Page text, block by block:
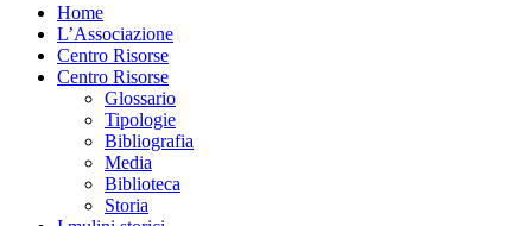
Home
L’Associazione
Centro Risorse
Centro Risorse
Glossario
Tipologie
Bibliografia
Media
Biblioteca
Storia